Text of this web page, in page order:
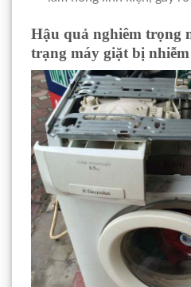
Hậu quả nghiêm trọng
trạng máy giặt bị